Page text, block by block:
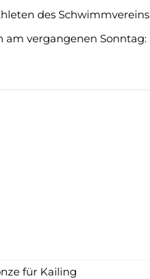
des Schwimmvereins
am vergangenen Sonntag: